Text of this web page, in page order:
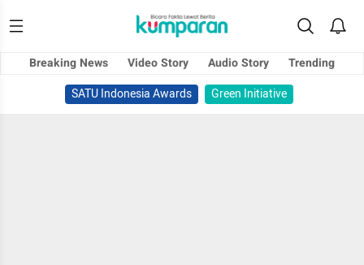
Breaking News Video Story Audio Story
Trending
SATU Indonesia Awards
Green Initiative